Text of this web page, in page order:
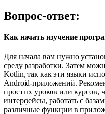
Вопрос-ответ:
Как начать изучение
Для начала вам нужно
среду разработки. Затем
Kotlin, так как эти языки
Android-приложений.
простых уроков или курсов,
интерфейсы, работать с
различные функции в